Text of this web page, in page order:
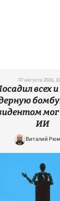
07 августа 2026,
всех
ИИ
Виталий